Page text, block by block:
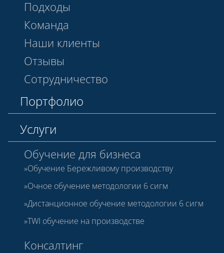
Подходы
Команда
Наши клиенты
Отзывы
Сотрудничество
Портфолио
Услуги
Обучение для бизнеса
Обучение Бережливому производству
Очное обучение методологии 6 сигм
Дистанционное обучение методологии 6 сигм
TWI обучение на производстве
Консалтинг